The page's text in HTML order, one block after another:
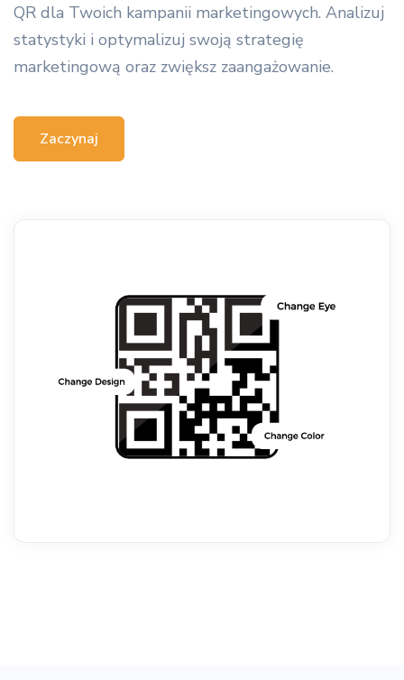
QR dla Twoich kampanii marketingowych. Analizuj
statystyki i optymalizuj swoją strategię
marketingową oraz zwiększ zaangażowanie.
Zaczynaj